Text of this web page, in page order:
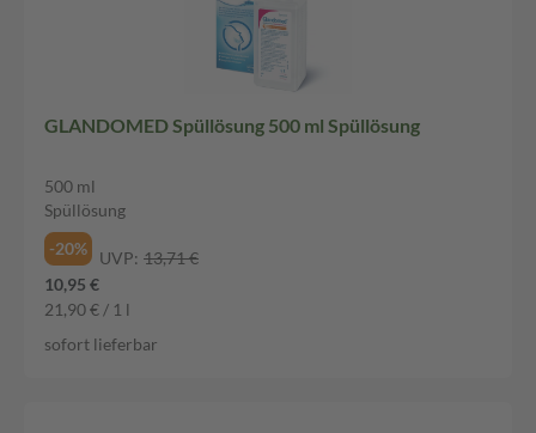
GLANDOMED Spüllösung 500 ml Spüllösung
500 ml
Spüllösung
-20%
UVP: 13,71 €
10,95 €
21,90 € / 1 l
sofort lieferbar